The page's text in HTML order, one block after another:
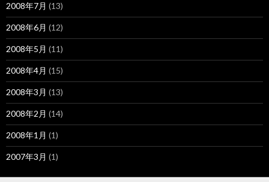
2008年7月 (13)
2008年6月 (12)
2008年5月 (11)
2008年4月 (15)
2008年3月 (13)
2008年2月 (14)
2008年1月 (1)
2007年3月 (1)